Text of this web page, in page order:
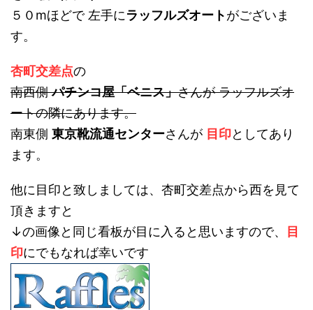
５０mほどで 左手にラッフルズオートがございま
す。
杏町交差点の
南西側パチンコ屋「ベニス」さんが ラッフルズオ
ートの隣にあります。
南東側 東京靴流通センターさんが 目印としてあり
ます。
他に目印と致しましては、杏町交差点から西を見て
頂きますと
↓の画像と同じ看板が目に入ると思いますので、
目
印にでもなれば幸いです